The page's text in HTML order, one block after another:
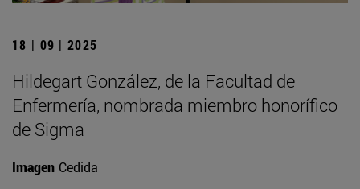
18 | 09 | 2025
Hildegart González, de la Facultad de
Enfermería, nombrada miembro honorífico
de Sigma
Imagen Cedida